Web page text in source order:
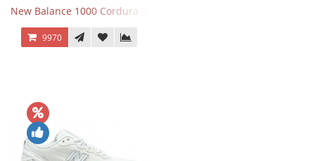
New Balance 1000 Cordura Trainers Black Cement
9970